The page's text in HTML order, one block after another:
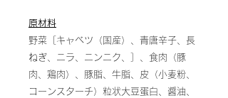
原材料
野菜［キャベツ（国産）、青唐辛子、長
ねぎ、ニラ、ニンニク、］、食肉（豚
肉、鶏肉）、豚脂、牛脂、皮（小麦粉、
コーンスターチ）粒状大豆蛋白、醤油、